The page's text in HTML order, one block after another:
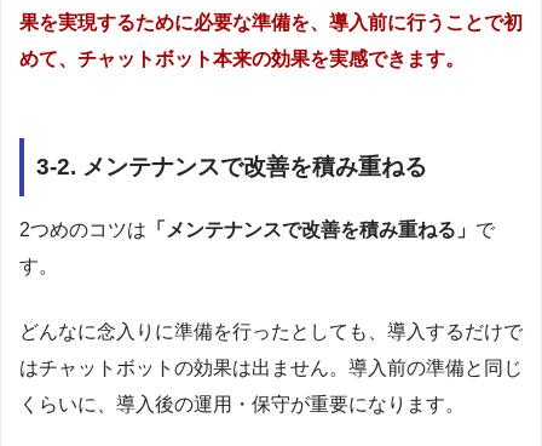
果を実現するために必要な準備を、導入前に行うことで初
めて、チャットボット本来の効果を実感できます。
3-2. メンテナンスで改善を積み重ねる
2つめのコツは 「メンテナンスで改善を積み重ねる」 で
す。
どんなに念入りに準備を行ったとしても、導入するだけで
はチャットボットの効果は出ません。導入前の準備と同じ
くらいに、導入後の運用・保守が重要になります。